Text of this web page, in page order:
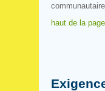
haut de la page